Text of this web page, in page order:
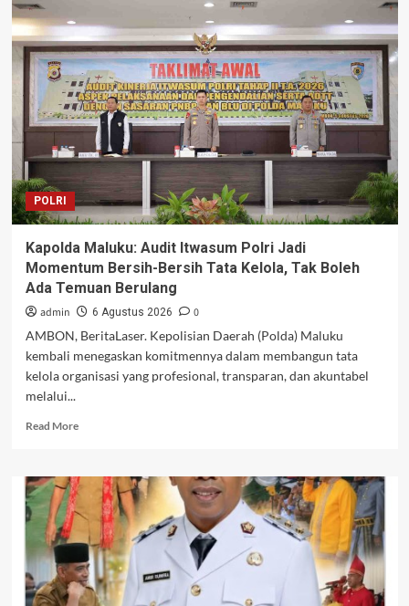
Taruna
Bhakti
Akpol
di
Ambon:
Tanamkan
Disiplin,
Kemandirian,
dan
Mental
Tangguh
bagi
Sekolah
Rakyat
POLRI
Kapolda Maluku: Audit Itwasum Polri Jadi
Momentum Bersih-Bersih Tata Kelola, Tak Boleh
Ada Temuan Berulang
admin 6 Agustus 2026
0
AMBON, BeritaLaser. Kepolisian Daerah (Polda) Maluku
kembali menegaskan komitmennya dalam membangun tata
kelola organisasi yang profesional, transparan, dan akuntabel
melalui...
Read MoreRead
Kapolda
Maluku:
Audit
Itwasum
Polri
Jadi
Momentum
Bersih-